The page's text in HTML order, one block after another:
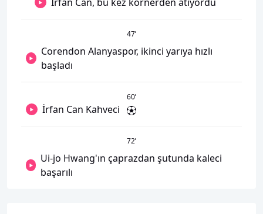
47’
Corendon Alanyaspor, ikinci yarıya hızlı
başladı
60’
İrfan Can Kahveci
72’
Ui-jo Hwang'ın çaprazdan şutunda kaleci
başarılı